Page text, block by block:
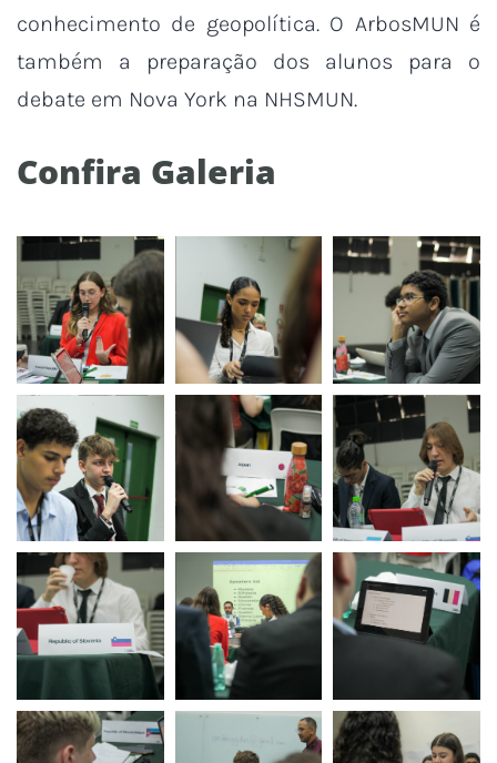
conhecimento de geopolítica. O ArbosMUN é
também a preparação dos alunos para o
debate em Nova York na NHSMUN.
Confira Galeria